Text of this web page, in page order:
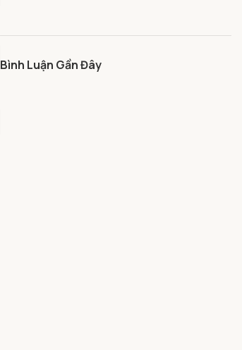
Bình Luận Gần Đây